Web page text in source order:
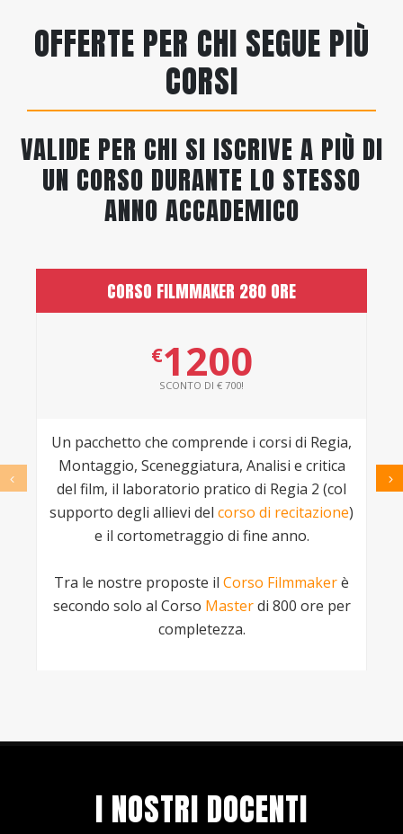
OFFERTE PER CHI SEGUE PIÙ
CORSI
VALIDE PER CHI SI ISCRIVE A PIÙ DI
UN CORSO DURANTE LO STESSO
ANNO ACCADEMICO
CORSO FILMMAKER 280 ORE
€1200
SCONTO DI € 700!
Un pacchetto che comprende i corsi di Regia,
Montaggio, Sceneggiatura, Analisi e critica
del film, il laboratorio pratico di Regia 2 (col
supporto degli allievi del corso di recitazione)
e il cortometraggio di fine anno.
Tra le nostre proposte il Corso Filmmakerè
secondo solo al Corso Masterdi 800 ore per
completezza.
I NOSTRI DOCENTI